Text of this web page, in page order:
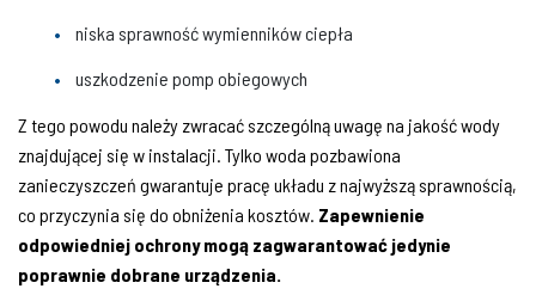
niska sprawność wymienników ciepła
uszkodzenie pomp obiegowych
Z tego powodu należy zwracać szczególną uwagę na jakość wody
znajdującej się w instalacji. Tylko woda pozbawiona
zanieczyszczeń gwarantuje pracę układu z najwyższą sprawnością,
co przyczynia się do obniżenia kosztów. Zapewnienie
odpowiedniej ochrony mogą zagwarantować jedynie
poprawnie dobrane urządzenia.